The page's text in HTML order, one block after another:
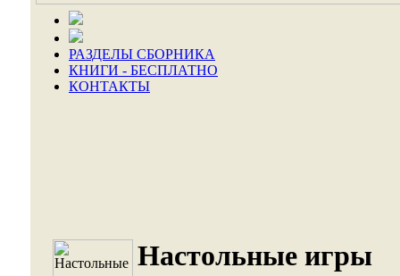
РАЗДЕЛЫ СБОРНИКА
КНИГИ - БЕСПЛАТНО
КОНТАКТЫ
Настольные игры